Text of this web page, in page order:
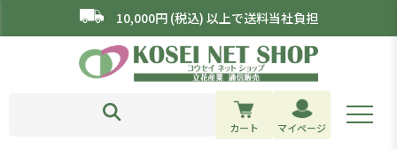
10,000円 (税込) 以上で送料当社負担
カート マイページ